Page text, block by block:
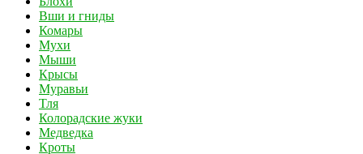
Вши и гниды
Комары
Мухи
Мыши
Крысы
Муравьи
Тля
Колорадские жуки
Медведка
Кроты